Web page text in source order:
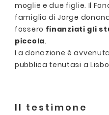
moglie e due figlie. Il
famiglia di Jorge
fossero finanziati gli
piccola.
La donazione è
pubblica tenutasi a
Il testimone